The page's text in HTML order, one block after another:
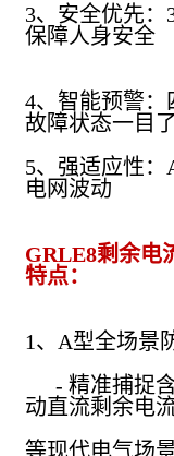
3、安全优先：
保障人身安全
4、智能预警：
故障状态一目
5、强适应性：
电网波动
GRLE8剩余电
特点：
1、A型全场景
- 精准捕捉
动直流剩余电
等现代电气场